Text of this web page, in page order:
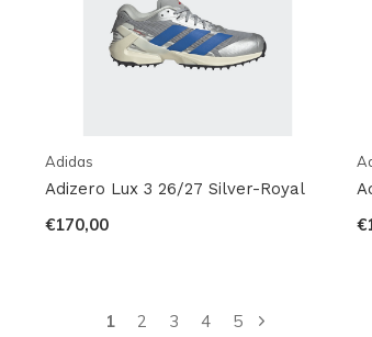
Adidas
Adizero Lux 3 26/27 Silver-Royal
€170,00
1 2 3 4 5